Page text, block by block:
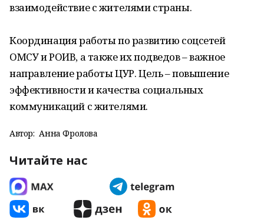
взаимодействие с жителями страны.
Координация работы по развитию соцсетей
ОМСУ и РОИВ, а также их подведов – важное
направление работы ЦУР. Цель – повышение
эффективности и качества социальных
коммуникаций с жителями.
Автор: Анна Фролова
Читайте нас